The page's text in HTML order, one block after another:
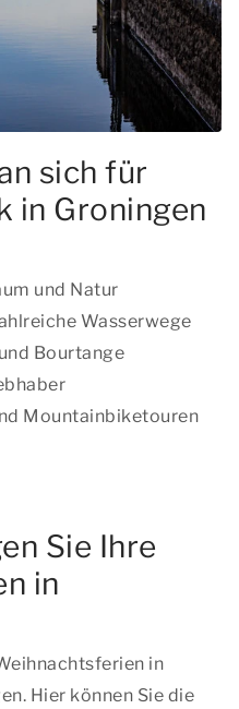
sich für
in Groningen
und Natur
Wasserwege
Bourtange
Mountainbiketouren
Sie Ihre
in
in
Hier können Sie die